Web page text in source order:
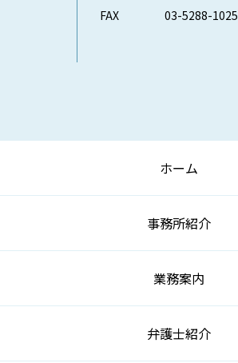
FAX
03-5288-1025
ホーム
事務所紹介
業務案内
弁護士紹介